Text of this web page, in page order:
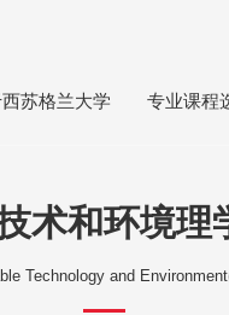
苏格兰大学 专业课程
术和环境理
Technology and